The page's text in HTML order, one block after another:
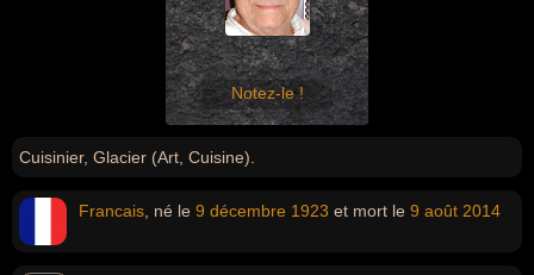
Notez-le !
Cuisinier, Glacier (Art, Cuisine).
Francais , né le 9 décembre 1923 et mort le 9 août 2014